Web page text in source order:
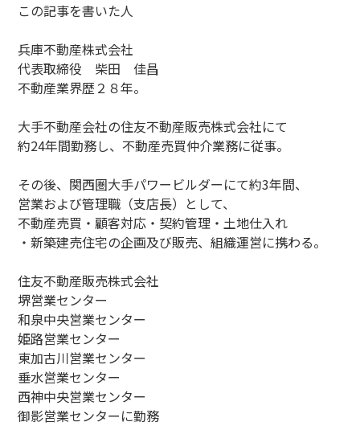
この記事を書いた人
兵庫不動産株式会社
代表取締役 柴田 佳昌
不動産業界歴２８年。
大手不動産会社の住友不動産販売株式会社にて
約24年間勤務し、不動産売買仲介業務に従事。
その後、関西圏大手パワービルダーにて約3年間、
営業および管理職（支店長）として、
不動産売買・顧客対応・契約管理・土地仕入れ
・新築建売住宅の企画及び販売、組織運営に携わる。
住友不動産販売株式会社
堺営業センター
和泉中央営業センター
姫路営業センター
東加古川営業センター
垂水営業センター
西神中央営業センター
御影営業センターに勤務